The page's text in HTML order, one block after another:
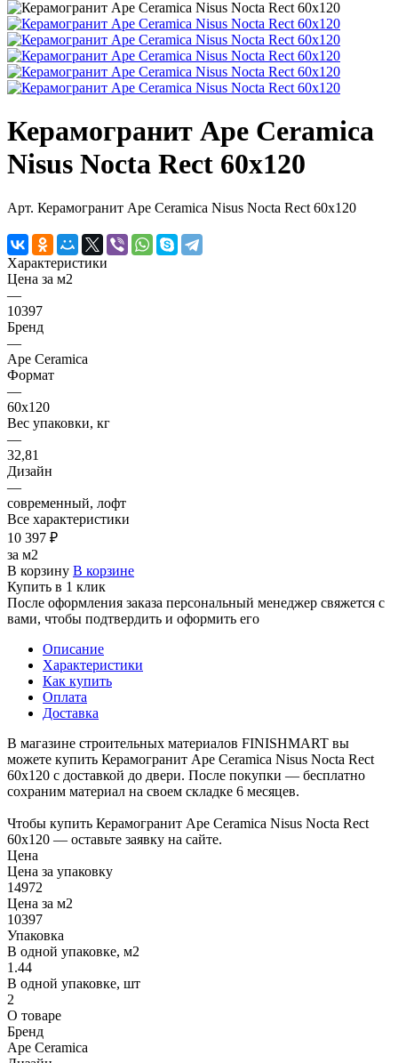
Керамогранит Ape Ceramica
Nisus Nocta Rect 60х120
Арт. Керамогранит Ape Ceramica Nisus Nocta Rect 60х120
Характеристики
Цена за м2
—
10397
Бренд
—
Ape Ceramica
Формат
—
60х120
Вес упаковки, кг
—
32,81
Дизайн
—
современный, лофт
Все характеристики
10 397 ₽
за м2
В корзину В корзине
Купить в 1 клик
После оформления заказа персональный менеджер свяжется с
вами, чтобы подтвердить и оформить его
Описание
Характеристики
Как купить
Оплата
Доставка
В магазине строительных материалов FINISHMART вы
можете купить Керамогранит Ape Ceramica Nisus Nocta Rect
60х120 с доставкой до двери. После покупки — бесплатно
сохраним материал на своем складке 6 месяцев.
Чтобы купить Керамогранит Ape Ceramica Nisus Nocta Rect
60х120 — оставьте заявку на сайте.
Цена
Цена за упаковку
14972
Цена за м2
10397
Упаковка
В одной упаковке, м2
1.44
В одной упаковке, шт
2
О товаре
Бренд
Ape Ceramica